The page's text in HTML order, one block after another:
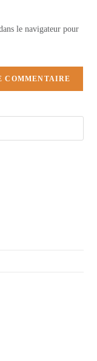
le navigateur pour